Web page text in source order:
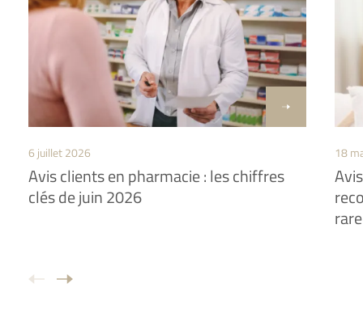
6 juillet 2026
Avis clients en pharmacie : les chiffres
clés de juin 2026
18
rare